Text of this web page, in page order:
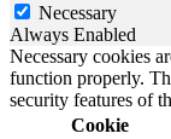
Necessary
Always Enabled
Necessary cookies
function properly.
security features of
Cookie